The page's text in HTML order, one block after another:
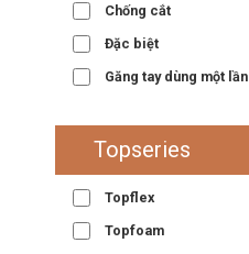
Chống cắt
Đặc biệt
Găng tay dùng một lần
Topseries
Topflex
Topfoam